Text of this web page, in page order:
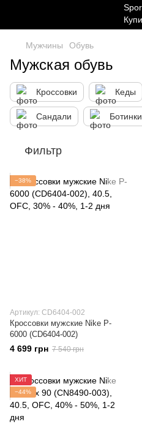
Мужчины Обувь
Мужская обувь
Кроссовки Кеды
Сандали Ботинки
Фильтр
−38%
Артикул: CD6404-002
Кроссовки мужские Nike P-
6000 (CD6404-002)
4 699 грн 7 540 грн
ХИТ
−44%